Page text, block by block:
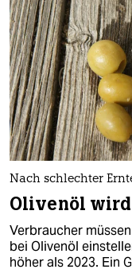
Nach schlechter
Olivenöl
Verbraucher
bei Olivenöl
höher als 2023. Ein